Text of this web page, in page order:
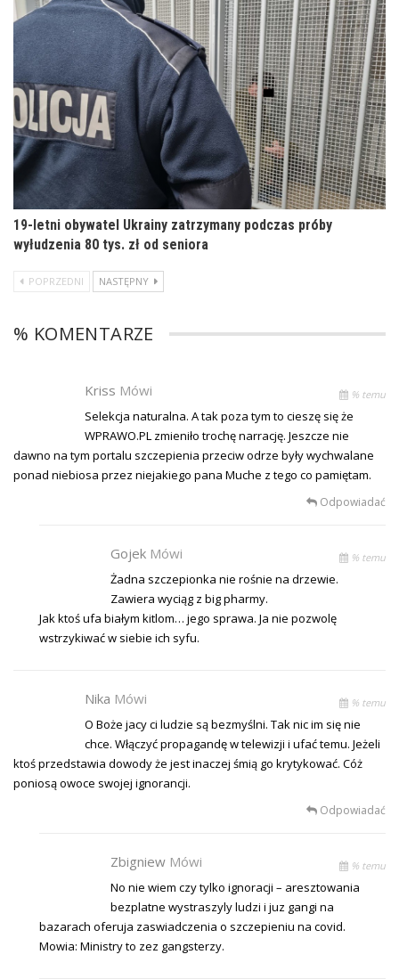
19-letni obywatel Ukrainy zatrzymany podczas próby
wyłudzenia 80 tys. zł od seniora
POPRZEDNI NASTĘPNY
% KOMENTARZE
Kriss Mówi % temu
Selekcja naturalna. A tak poza tym to cieszę się że
WPRAWO.PL zmieniło trochę narrację. Jeszcze nie
dawno na tym portalu szczepienia przeciw odrze były wychwalane
ponad niebiosa przez niejakiego pana Muche z tego co pamiętam.
Odpowiadać
Gojek Mówi % temu
Żadna szczepionka nie rośnie na drzewie.
Zawiera wyciąg z big pharmy.
Jak ktoś ufa białym kitlom… jego sprawa. Ja nie pozwolę
wstrzykiwać w siebie ich syfu.
Nika Mówi % temu
O Boże jacy ci ludzie są bezmyślni. Tak nic im się nie
chce. Włączyć propagandę w telewizji i ufać temu. Jeżeli
ktoś przedstawia dowody że jest inaczej śmią go krytykować. Cóż
poniosą owoce swojej ignorancji.
Odpowiadać
Zbigniew Mówi % temu
No nie wiem czy tylko ignoracji – aresztowania
bezplatne wystraszyly ludzi i juz gangi na
bazarach oferuja zaswiadczenia o szczepieniu na covid.
Mowia: Ministry to zez gangsterzy.